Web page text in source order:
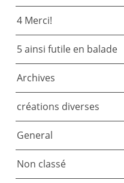
4 Merci!
5 ainsi futile en balade
Archives
créations diverses
General
Non classé